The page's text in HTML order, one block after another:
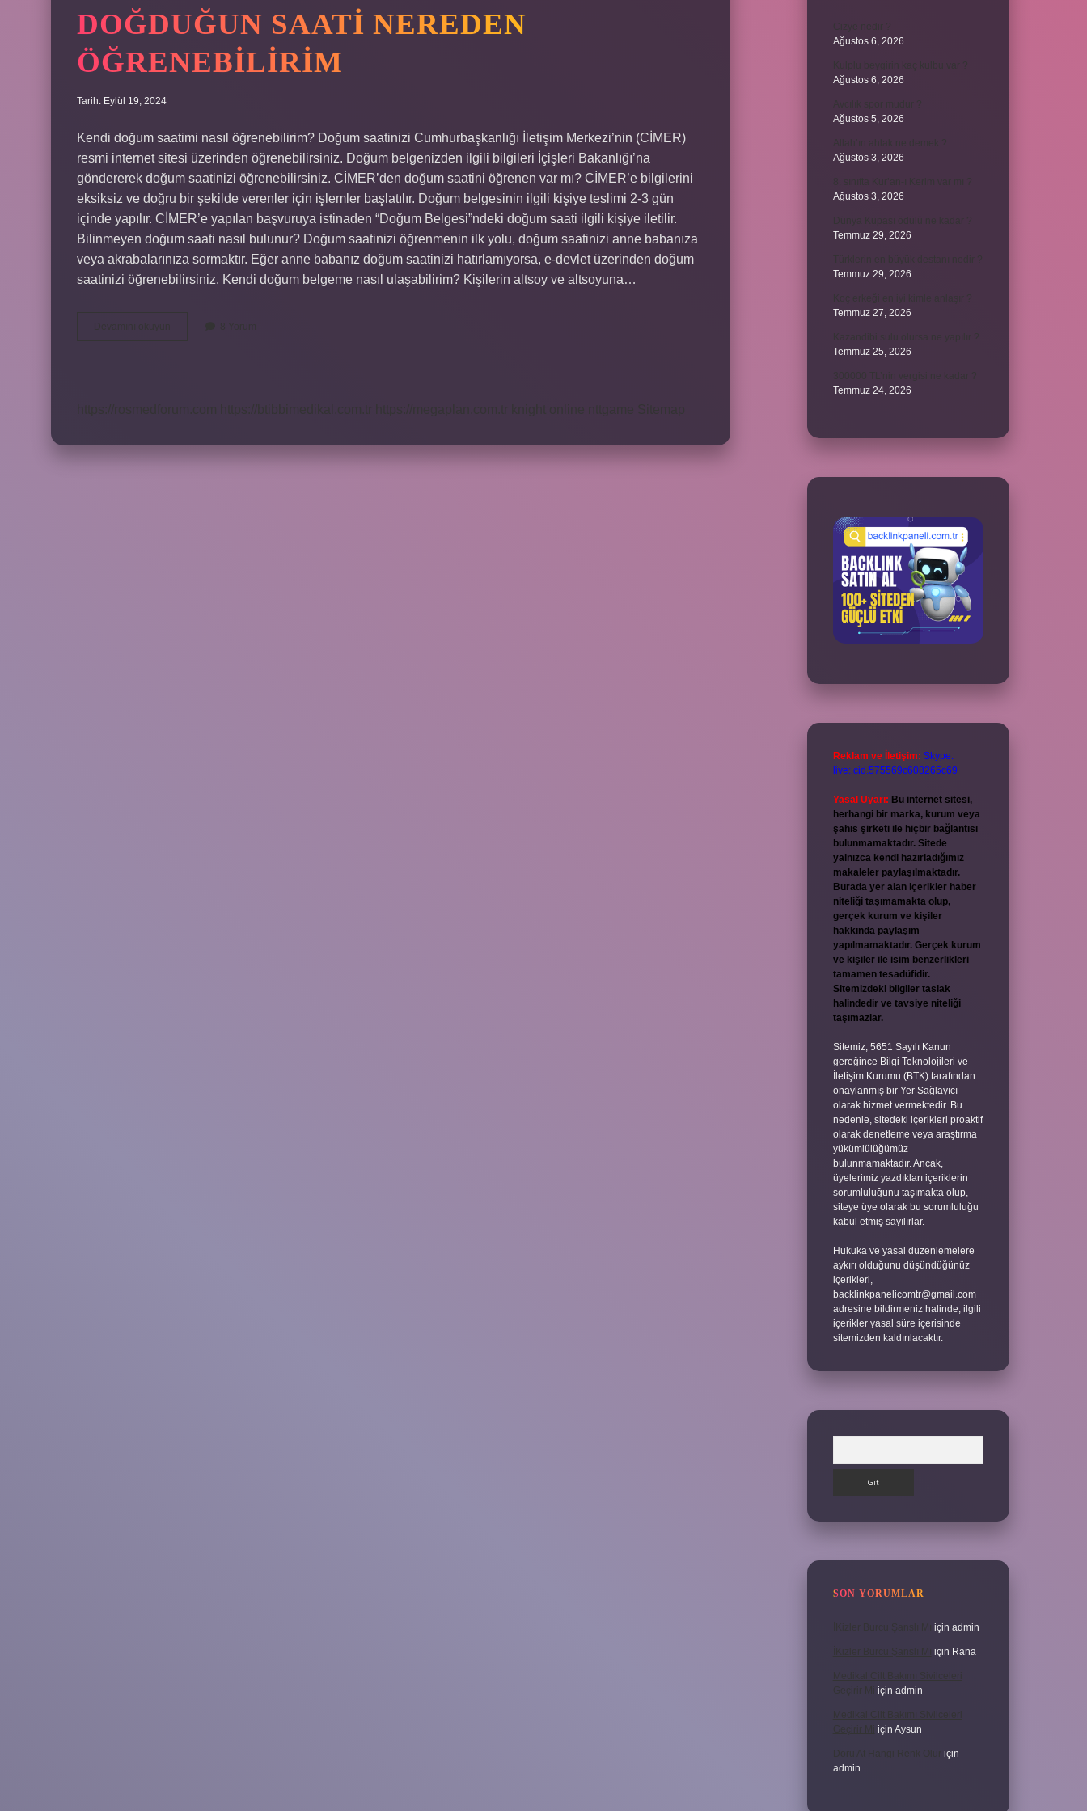
DOĞDUĞUN SAATI NEREDEN
ÖĞRENEBILIRIM
Tarih: Eylül 19, 2024
Kendi doğum saatimi nasıl öğrenebilirim? Doğum saatinizi Cumhurbaşkanlığı İletişim Merkezi’nin (CİMER)
resmi internet sitesi üzerinden öğrenebilirsiniz. Doğum belgenizden ilgili bilgileri İçişleri Bakanlığı’na
göndererek doğum saatinizi öğrenebilirsiniz. CİMER’den doğum saatini öğrenen var mı? CİMER’e bilgilerini
eksiksiz ve doğru bir şekilde verenler için işlemler başlatılır. Doğum belgesinin ilgili kişiye teslimi 2-3 gün
içinde yapılır. CİMER’e yapılan başvuruya istinaden “Doğum Belgesi”ndeki doğum saati ilgili kişiye iletilir.
Bilinmeyen doğum saati nasıl bulunur? Doğum saatinizi öğrenmenin ilk yolu, doğum saatinizi anne babanıza
veya akrabalarınıza sormaktır. Eğer anne babanız doğum saatinizi hatırlamıyorsa, e-devlet üzerinden doğum
saatinizi öğrenebilirsiniz. Kendi doğum belgeme nasıl ulaşabilirim? Kişilerin altsoy ve altsoyuna…
Ağustos 6, 2026
Ağustos 6, 2026
Ağustos 5, 2026
Ağustos 3, 2026
Ağustos 3, 2026
Temmuz 29, 2026
Temmuz 29, 2026
Temmuz 27, 2026
Temmuz 25, 2026
Temmuz 24, 2026
Reklam ve İletişim: Skype:
live:.cid.575569c608265c69
Yasal Uyarı: Bu internet sitesi,
herhangi bir marka, kurum veya
şahıs şirketi ile hiçbir bağlantısı
bulunmamaktadır. Sitede
yalnızca kendi hazırladığımız
makaleler paylaşılmaktadır.
Burada yer alan içerikler haber
niteliği taşımamakta olup,
gerçek kurum ve kişiler
hakkında paylaşım
yapılmamaktadır. Gerçek kurum
ve kişiler ile isim benzerlikleri
tamamen tesadüfidir.
Sitemizdeki bilgiler taslak
halindedir ve tavsiye niteliği
taşımazlar.
Sitemiz, 5651 Sayılı Kanun
gereğince Bilgi Teknolojileri ve
İletişim Kurumu (BTK) tarafından
onaylanmış bir Yer Sağlayıcı
olarak hizmet vermektedir. Bu
nedenle, sitedeki içerikleri proaktif
olarak denetleme veya araştırma
yükümlülüğümüz
bulunmamaktadır. Ancak,
üyelerimiz yazdıkları içeriklerin
sorumluluğunu taşımakta olup,
siteye üye olarak bu sorumluluğu
kabul etmiş sayılırlar.
Hukuka ve yasal düzenlemelere
aykırı olduğunu düşündüğünüz
içerikleri,
backlinkpanelicomtr@gmail.com
adresine bildirmeniz halinde, ilgili
içerikler yasal süre içerisinde
sitemizden kaldırılacaktır.
SON YORUMLAR
İKizler Burcu Şanslı Mı için admin
İKizler Burcu Şanslı Mı için Rana
Medikal Cilt Bakımı Sivilceleri
Geçirir Mi için admin
Medikal Cilt Bakımı Sivilceleri
Geçirir Mi için Aysun
Doru At Hangi Renk Olur için
admin